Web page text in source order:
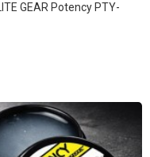
GEAR Potency PTY-